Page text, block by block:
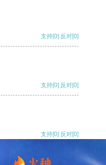
支持[0] 反对[0]
支持[0] 反对[0]
支持[0] 反对[0]